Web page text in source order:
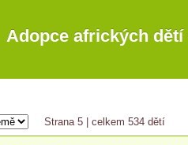
Adopce afrických dětí
Strana 5 | celkem 534 dětí